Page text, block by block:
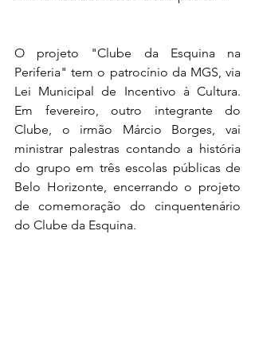
O projeto "Clube da Esquina na
Periferia" tem o patrocínio da MGS, via
Lei Municipal de Incentivo à Cultura.
Em fevereiro, outro integrante do
Clube, o irmão Márcio Borges, vai
ministrar palestras contando a história
do grupo em três escolas públicas de
Belo Horizonte, encerrando o projeto
de comemoração do cinquentenário
do Clube da Esquina.